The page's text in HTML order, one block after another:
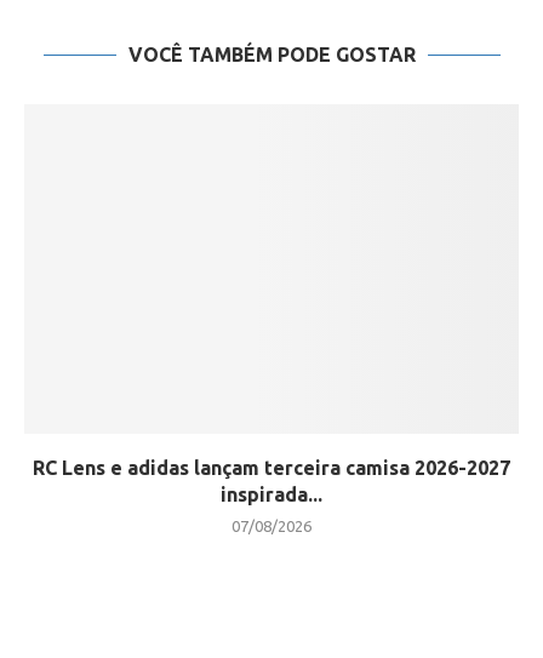
VOCÊ TAMBÉM PODE GOSTAR
RC Lens e adidas lançam terceira camisa 2026-2027
inspirada...
07/08/2026